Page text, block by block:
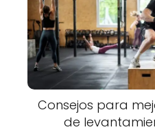
Consejos para
de